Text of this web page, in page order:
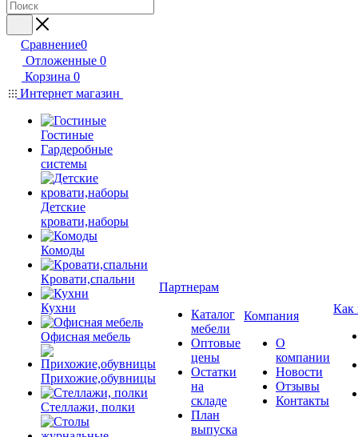
Сравнение0
Отложенные 0
Корзина 0
Интернет магазин
Гостиные
Гардеробные
системы
Детские
кровати,наборы
Комоды
Кровати,спальни
Кухни
Офисная мебель
Прихожие,обувницы
Стеллажи, полки
Партнерам
Каталог
мебели
Оптовые
цены
Остатки
на
складе
План
выпуска
Компания
О
компании
Новости
Отзывы
Контакты
Как